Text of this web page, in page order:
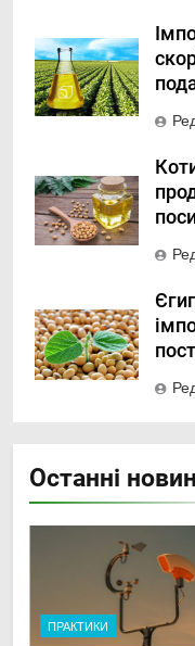
Останні
ПРАКТИКИ